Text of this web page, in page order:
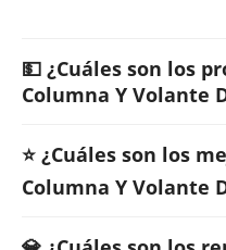
💵 ¿Cuáles son los
Columna Y Volante
⭐ ¿Cuáles son los
Columna Y Volante